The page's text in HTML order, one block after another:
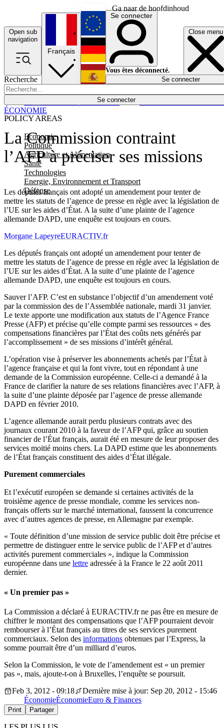
Ga naar de hoofdinhoud
Open sub
navigation
Close menu
Recherche
Se connecter
POLICY AREAS
Economie
Politique
Agriculture et Alimentation
Santé
Technologies
Energie, Environnement et Transport
Défense
Économie
Français
English
Deutsch
Español
Se connecter
Vous êtes déconnecté.
Se connecter
La Commission contraint
l’AFP à préciser ses missions
Les députés français ont adopté un amendement pour tenter de
mettre les statuts de l’agence de presse en règle avec la législation de
l’UE sur les aides d’État. A la suite d’une plainte de l’agence
allemande DAPD, une enquête est toujours en cours.
ÉCONOMIE
Morgane LapeyreEURACTIV.fr
Les députés français ont adopté un amendement pour tenter de
mettre les statuts de l’agence de presse en règle avec la législation de
l’UE sur les aides d’État. A la suite d’une plainte de l’agence
allemande DAPD, une enquête est toujours en cours.
Sauver l’AFP. C’est en substance l’objectif d’un amendement voté
par la commission des de l’Assemblée nationale, mardi 31 janvier.
Le texte apporte une modification aux statuts de l’Agence France
Presse (AFP) et précise qu’elle compte parmi ses ressources « des
compensations financières par l’État des coûts nets générés par
l’accomplissement » de ses missions d’intérêt général.
L’opération vise à préserver les abonnements achetés par l’État à
l’agence française et qui la font vivre, tout en répondant à une
demande de la Commission européenne. Celle-ci a demandé à la
France de clarifier la nature de ses relations financières avec l’AFP, à
la suite d’une plainte déposée par l’agence de presse allemande
DAPD en février 2010.
L’agence allemande aurait perdu plusieurs contrats avec des
journaux courant 2010 à la faveur de l’AFP qui, grâce au soutien
financier de l’État français, aurait été en mesure de leur proposer des
services moitié moins chers. La DAPD estime que les abonnements
de l’État français constituent des aides d’État illégale.
Purement commerciales
Et l’exécutif européen se demande si certaines activités de la
troisième agence de presse mondiale, comme les services non-
français offerts sur le marché international, faussent la concurrence
avec d’autres agences de presse, en Allemagne par exemple.
« Toute définition d’une mission de service public doit être précise et
permettre de distinguer entre le service public de l’AFP et d’autres
activités purement commerciales », indique la Commission
européenne dans une lettre adressée à la France le 22 août 2011
dernier.
« Un premier pas »
La Commission a déclaré à EURACTIV.fr ne pas être en mesure de
chiffrer le montant des compensations que l’AFP pourraient devoir
rembourser à l’État français au titres de ses services purement
commerciaux. Selon des informations obtenues par l’Express, la
somme pourrait être d’un milliard d’euros.
Selon la Commission, le vote de l’amendement est « un premier
pas », mais, ajoute-t-on à Bruxelles, l’enquête se poursuit.
Feb 3, 2012 - 09:18
Dernière mise à jour: Sep 20, 2012 - 15:46
ÉconomieÉconomieEuro & Finances
Print Partager